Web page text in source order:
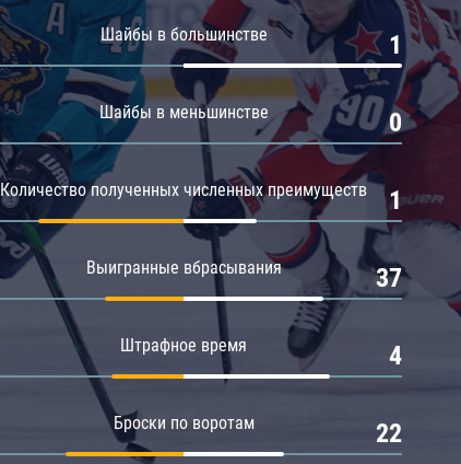
Амур
Барыс
Салават Юлаев
Шайбы в большинстве 1
Шайбы в меньшинстве 0
Количество полученных численных преимуществ 1
Выигранные вбрасывания 37
Штрафное время 4
Броски по воротам 22